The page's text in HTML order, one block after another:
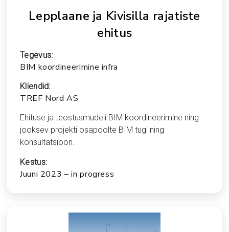
Lepplaane ja Kivisilla rajatiste
ehitus
Tegevus:
BIM koordineerimine infra
Kliendid:
TREF Nord AS
Ehituse ja teostusmudeli BIM koordineerimine ning
jooksev projekti osapoolte BIM tugi ning
konsultatsioon.
Kestus:
Juuni 2023 – in progress